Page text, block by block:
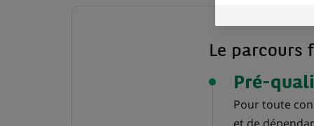
Le parcours
Pré-
Pour toute